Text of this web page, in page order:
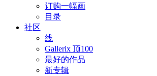
订购一幅画
目录
社区
线
Gallerix 顶100
最好的作品
新专辑